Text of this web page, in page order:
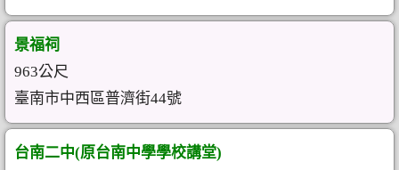
景福祠
963公尺
臺南市中西區普濟街44號
台南二中(原台南中學學校講堂)